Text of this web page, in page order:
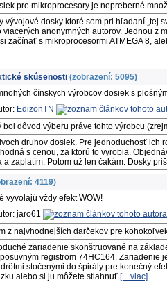
pre mikroprocesory je nepreberné
vývojové dosky ktoré som pri hľadaní „tej
anonymných autorov. Jednou z
začínať s mikroprocesormi ATMEGA 8,
skúsenosti (zobrazení: 5095)
čínskych výrobcov dosiek s
EdizonTN
bol dôvod výberu práve tohto výrobcu
druhov dosiek. Pre jednoduchosť ich
s cenou, za ktorú to vyrobia.
zaplatím. Potom už len čakám. Dosky
4119)
vyvolajú vždy efekt WOW!
jaro61
z najvhodnejších darčekov pre
zariadenie skonštruované na
registrom 74HC164. Zariadenie
stočenými do špirály pre konečný
alebo si ju môžete stiahnuť [....viac]